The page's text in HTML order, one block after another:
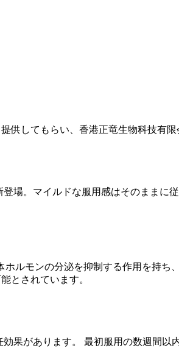
供してもらい、香港正竜生物科技有限
場。マイルドな服用感はそのまま
ルモンの分泌を抑制する作用を持
とされています。
果があります。 最初服用の数週間